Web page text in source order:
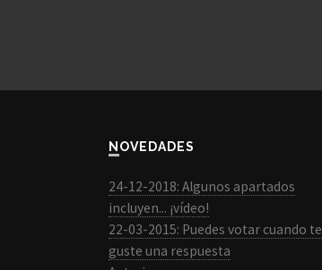
NOVEDADES
24-12-2018: Algunos apartados
incluyen... ¡vídeo!
22-03-2015: Puedes votar cuando te
guste una respuesta